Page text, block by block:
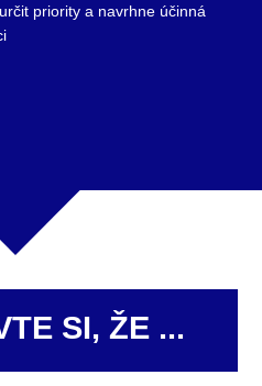
priority a navrhne účinná
SI, ŽE ...